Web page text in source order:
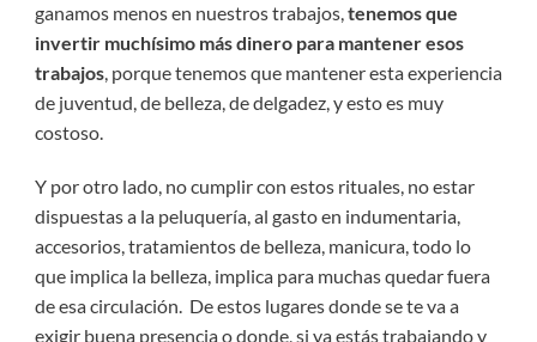
ganamos menos en nuestros trabajos,tenemos que
invertir muchísimo más dinero para mantener esos
trabajos, porque tenemos que mantener esta experiencia
de juventud, de belleza, de delgadez, y esto es muy
costoso.
Y por otro lado, no cumplir con estos rituales, no estar
dispuestas a la peluquería, al gasto en indumentaria,
accesorios, tratamientos de belleza, manicura, todo lo
que implica la belleza, implica para muchas quedar fuera
de esa circulación. De estos lugares donde se te va a
exigir buena presencia o donde, si ya estás trabajando y